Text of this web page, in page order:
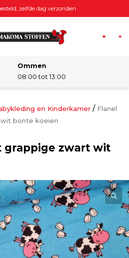
zelfde dag verzonden
Ommen
08:00 tot 13:00
Katoen
en Kinderkamer / Flanel
bonte koeien
grappige zwart wit